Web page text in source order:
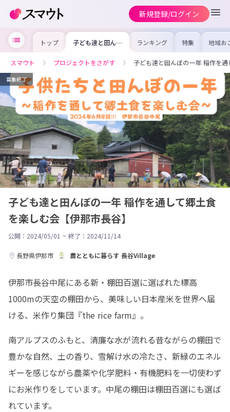
新規登録/ログイン
トップ 子ども達と田んぼ
の一年 稲作を通
む会【伊那市長
谷】
ランキング 特集 地域お
の求
を集め
事内容
を比較
合っ
けよう
スマウト プロジェクトをさがす 子ども達と田んぼの一年 稲作を
募集終了
子ども達と田んぼの一年 稲作を通して郷土食
を楽しむ会【伊那市長谷】
公開：2024/05/01 ~ 終了：2024/11/14
長野県伊那市 農とともに暮らす 長谷Village
伊那市長谷中尾にある新・棚田百選に選ばれた標高
1000mの天空の棚田から、美味しい日本産米を世界へ届
ける、米作り集団『the rice farm』。
南アルプスのふもと、清廉な水が流れる昔ながらの棚田で
豊かな自然、土の香り、雪解け水の冷たさ、新緑のエネル
ギーを感じながら農薬や化学肥料・有機肥料を一切使わず
にお米作りをしています。中尾の棚田は棚田百選にも選ば
れています。